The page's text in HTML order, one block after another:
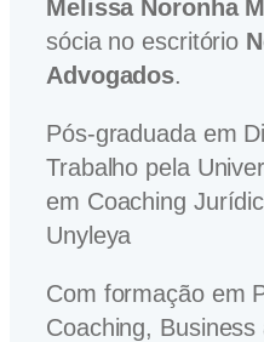
Melissa Noronha
sócia no escritório
Advogados.
Pós-graduada em
Trabalho pela
em Coaching
Unyleya
Com formação em
Coaching,